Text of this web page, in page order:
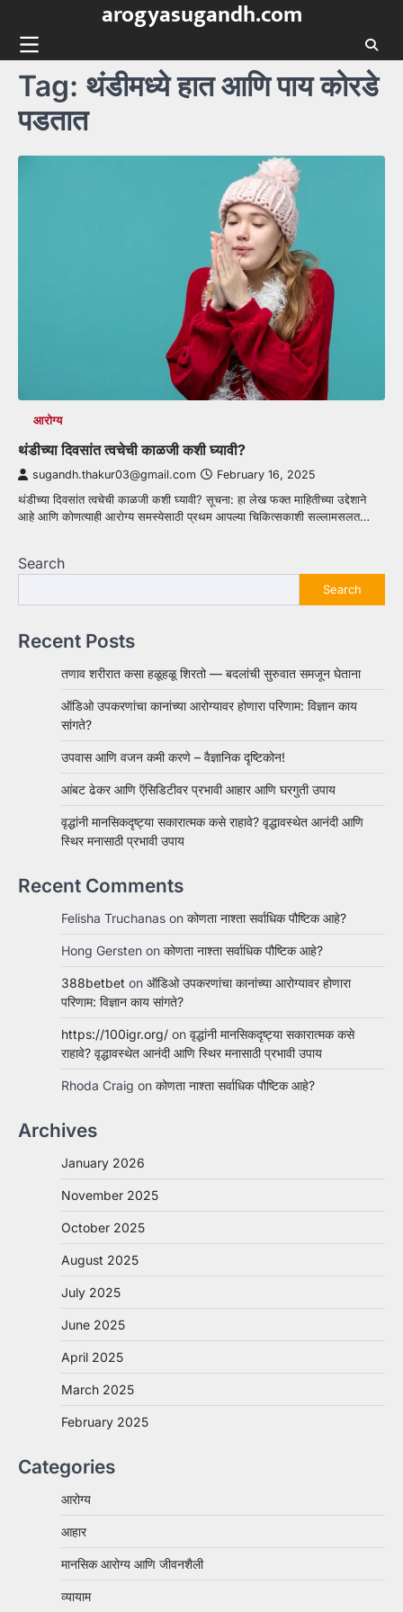
content
arogyasugandh.com
Tag: थंडीमध्ये हात आणि पाय कोरडे
पडतात
आरोग्य
थंडीच्या दिवसांत त्वचेची काळजी कशी घ्यावी?
sugandh.thakur03@gmail.com February 16, 2025
थंडीच्या दिवसांत त्वचेची काळजी कशी घ्यावी? सूचना: हा लेख फक्त माहितीच्या उद्देशाने
आहे आणि कोणत्याही आरोग्य समस्येसाठी प्रथम आपल्या चिकित्सकाशी सल्लामसलत…
Search
Search
Recent Posts
तणाव शरीरात कसा हळूहळू शिरतो — बदलांची सुरुवात समजून घेताना
ऑडिओ उपकरणांचा कानांच्या आरोग्यावर होणारा परिणाम: विज्ञान काय
सांगते?
उपवास आणि वजन कमी करणे – वैज्ञानिक दृष्टिकोन!
आंबट ढेकर आणि ऍसिडिटीवर प्रभावी आहार आणि घरगुती उपाय
वृद्धांनी मानसिकदृष्ट्या सकारात्मक कसे राहावे? वृद्धावस्थेत आनंदी आणि
स्थिर मनासाठी प्रभावी उपाय
Recent Comments
Felisha Truchanas on कोणता नाश्ता सर्वाधिक पौष्टिक आहे?
Hong Gersten on कोणता नाश्ता सर्वाधिक पौष्टिक आहे?
388betbet on ऑडिओ उपकरणांचा कानांच्या आरोग्यावर होणारा
परिणाम: विज्ञान काय सांगते?
https://100igr.org/ on वृद्धांनी मानसिकदृष्ट्या सकारात्मक कसे
राहावे? वृद्धावस्थेत आनंदी आणि स्थिर मनासाठी प्रभावी उपाय
Rhoda Craig on कोणता नाश्ता सर्वाधिक पौष्टिक आहे?
Archives
January 2026
November 2025
October 2025
August 2025
July 2025
June 2025
April 2025
March 2025
February 2025
Categories
आरोग्य
आहार
मानसिक आरोग्य आणि जीवनशैली
व्यायाम